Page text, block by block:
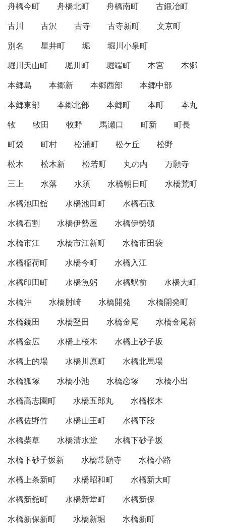
舟橋今町
舟橋北町 舟橋南町
古鍛冶町
古川
古沢 古寺 古寺新町
文京町
別名
星井町 堀
堀川小泉町
堀川天山町
堀川町 堀端町 本宮
本郷
本郷島
本郷新 本郷西部
本郷中部
本郷東部
本郷北部 本郷町 本町
本丸
牧
牧田 牧野 馬瀬口 町新
町長
町袋
町村 松浦町 松ケ丘
松野
松木
松木新 松若町 丸の内
万願寺
三上
水落 水須 水橋朝日町
水橋荒町
水橋池田舘
水橋池田町
水橋石政
水橋石割
水橋伊勢屋
水橋伊勢領
水橋市江
水橋市江新町
水橋市田袋
水橋稲荷町
水橋今町
水橋入江
水橋印田町
水橋魚躬 水橋駅前
水橋大町
水橋沖
水橋肘崎 水橋開発
水橋開発町
水橋鏡田
水橋堅田 水橋金尾
水橋金尾新
水橋金広
水橋上桜木
水橋上砂子坂
水橋上的場
水橋川原町
水橋北馬場
水橋狐塚
水橋小池 水橋恋塚
水橋小出
水橋高志園町
水橋五郎丸
水橋桜木
水橋佐野竹
水橋山王町
水橋下段
水橋柴草
水橋清水堂
水橋下砂子坂
水橋下砂子坂新
水橋常願寺
水橋小路
水橋上条新町
水橋昭和町
水橋新大町
水橋新舘町
水橋新堂町
水橋新保
水橋新保新町
水橋新堀
水橋新町